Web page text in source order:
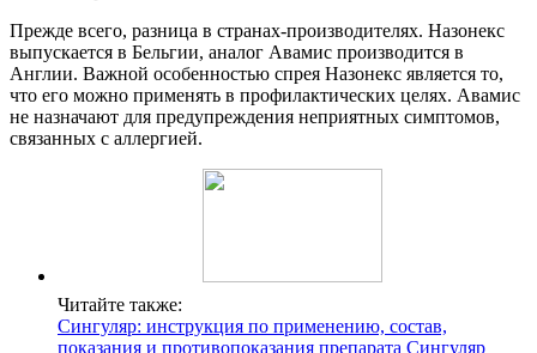
Прежде всего, разница в странах-производителях. Назонекс
выпускается в Бельгии, аналог Авамис производится в
Англии. Важной особенностью спрея Назонекс является то,
что его можно применять в профилактических целях. Авамис
не назначают для предупреждения неприятных симптомов,
связанных с аллергией.
Читайте также:
Сингуляр: инструкция по применению, состав,
показания и противопоказания препарата Сингуляр